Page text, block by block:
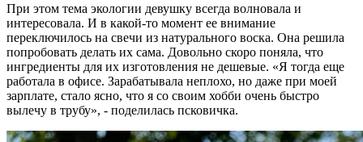
При этом тема экологии девушку всегда волновала и
интересовала. И в какой-то момент ее внимание
переключилось на свечи из натурального воска. Она решила
попробовать делать их сама. Довольно скоро поняла, что
ингредиенты для их изготовления не дешевые. «Я тогда еще
работала в офисе. Зарабатывала неплохо, но даже при моей
зарплате, стало ясно, что я со своим хобби очень быстро
вылечу в трубу», - поделилась псковичка.